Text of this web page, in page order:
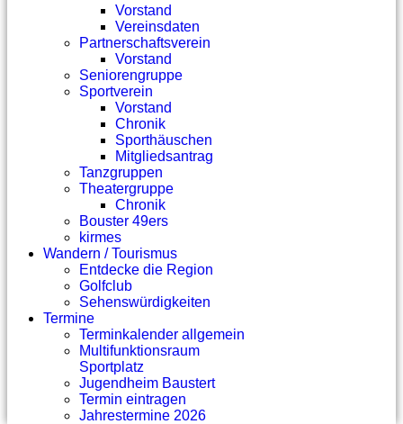
Vorstand
Vereinsdaten
Partnerschaftsverein
Vorstand
Seniorengruppe
Sportverein
Vorstand
Chronik
Sporthäuschen
Mitgliedsantrag
Tanzgruppen
Theatergruppe
Chronik
Bouster 49ers
kirmes
Wandern / Tourismus
Entdecke die Region
Golfclub
Sehenswürdigkeiten
Termine
Terminkalender allgemein
Multifunktionsraum
Sportplatz
Jugendheim Baustert
Termin eintragen
Jahrestermine 2026